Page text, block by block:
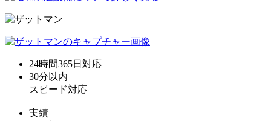
24時間365日 対応
30分 以内
スピード対応
実績